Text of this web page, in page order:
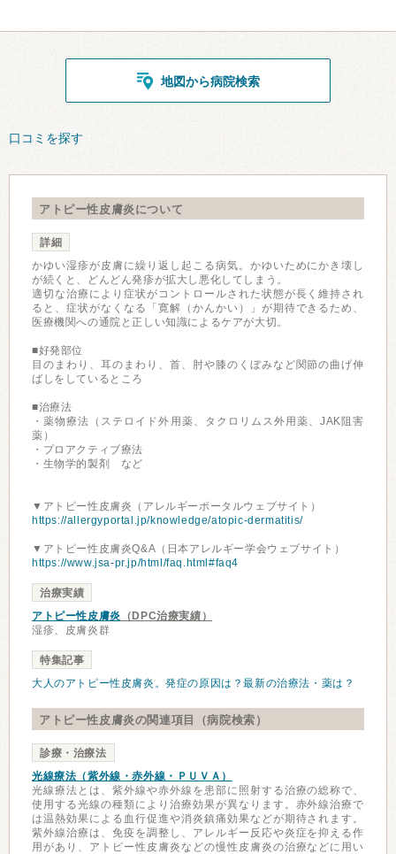
地図から病院検索
口コミを探す
アトピー性皮膚炎について
詳細
かゆい湿疹が皮膚に繰り返し起こる病気。かゆいためにかき壊し
が続くと、どんどん発疹が拡大し悪化してしまう。
適切な治療により症状がコントロールされた状態が長く維持され
ると、症状がなくなる「寛解（かんかい）」が期待できるため、
医療機関への通院と正しい知識によるケアが大切。
■好発部位
目のまわり、耳のまわり、首、肘や膝のくぼみなど関節の曲げ伸
ばしをしているところ
■治療法
・薬物療法（ステロイド外用薬、タクロリムス外用薬、JAK阻害
薬）
・プロアクティブ療法
・生物学的製剤 など
▼アトピー性皮膚炎（アレルギーポータルウェブサイト）
https://allergyportal.jp/knowledge/atopic-dermatitis/
▼アトピー性皮膚炎Q&A（日本アレルギー学会ウェブサイト）
https://www.jsa-pr.jp/html/faq.html#faq4
治療実績
アトピー性皮膚炎 （DPC治療実績）
湿疹、皮膚炎群
特集記事
大人のアトピー性皮膚炎。発症の原因は？最新の治療法・薬は？
アトピー性皮膚炎の関連項目（病院検索）
診療・治療法
光線療法（紫外線・赤外線・ＰＵＶＡ）
光線療法とは、紫外線や赤外線を患部に照射する治療の総称で、
使用する光線の種類により治療効果が異なります。赤外線治療で
は温熱効果による血行促進や消炎鎮痛効果などが期待されます。
紫外線治療は、免疫を調整し、アレルギー反応や炎症を抑える作
用があり、アトピー性皮膚炎などの慢性皮膚炎の治療などに用い